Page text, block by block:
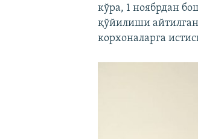
кўра, 1 ноябрдан
қўйилиши
корхоналарга